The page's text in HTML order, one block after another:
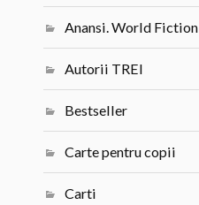
Anansi. World Fiction
Autorii TREI
Bestseller
Carte pentru copii
Carti